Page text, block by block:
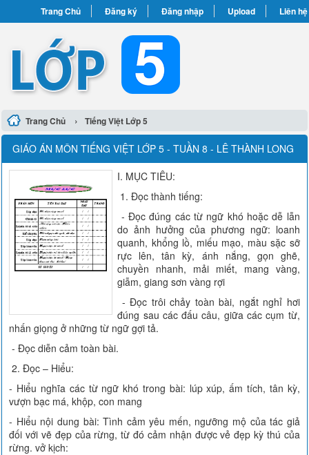
Trang Chủ Đăng ký Đăng nhập Upload Liên hệ
Trang Chủ › Tiếng Việt Lớp 5
GIÁO ÁN MÔN TIẾNG VIỆT LỚP 5 - TUẦN 8 - LÊ THÀNH LONG
I. MỤC TIÊU:
1. Đọc thành tiếng:
- Đọc đúng các từ ngữ khó hoặc dễ lẫn
do ảnh hưởng của phương ngữ: loanh
quanh, khổng lồ, miếu mạo, màu sặc sỡ
rực lên, tân kỳ, ánh nắng, gọn ghẽ,
chuyền nhanh, mải miết, mang vàng,
giẫm, giang sơn vàng rợi
- Đọc trôi chảy toàn bài, ngắt nghỉ hơi
đúng sau các đấu câu, giữa các cụm từ,
nhấn giọng ở những từ ngữ gợi tả.
- Đọc diễn cảm toàn bài.
2. Đọc – Hiểu:
- Hiểu nghĩa các từ ngữ khó trong bài: lúp xúp, ấm tích, tân kỳ,
vượn bạc má, khộp, con mang
- Hiểu nội dung bài: Tình cảm yêu mến, ngưỡng mộ của tác giả
đối với vẽ đẹp của rừng, từ đó cảm nhận được vẻ đẹp kỳ thú của
rừng. vở kịch: